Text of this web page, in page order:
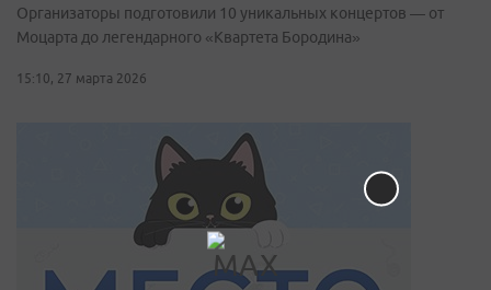
Организаторы подготовили 10 уникальных концертов — от
Моцарта до легендарного «Квартета Бородина»
15:10, 27 марта 2026